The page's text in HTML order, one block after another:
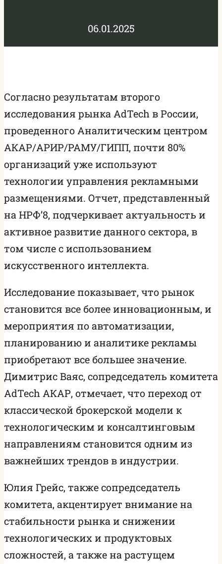
06.01.2025
Согласно результатам второго
исследования рынка AdTech в России,
проведенного Аналитическим центром
АКАР/АРИР/РАМУ/ГИПП, почти 80%
организаций уже используют
технологии управления рекламными
размещениями. Отчет, представленный
на НРФ’8, подчеркивает актуальность и
активное развитие данного сектора, в
том числе с использованием
искусственного интеллекта.
Исследование показывает, что рынок
становится все более инновационным, и
мероприятия по автоматизации,
планированию и аналитике рекламы
приобретают все большее значение.
Димитрис Ваяс, сопредседатель комитета
AdTech АКАР, отмечает, что переход от
классической брокерской модели к
технологическим и консалтинговым
направлениям становится одним из
важнейших трендов в индустрии.
Юлия Грейс, также сопредседатель
комитета, акцентирует внимание на
стабильности рынка и снижении
технологических и продуктовых
сложностей, а также на растущем